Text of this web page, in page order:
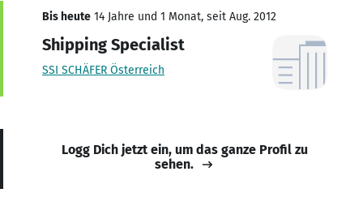
Bis heute 14 Jahre und 1 Monat, seit Aug. 2012
Shipping Specialist
SSI SCHÄFER Österreich
Logg Dich jetzt ein, um das ganze Profil zu
sehen.